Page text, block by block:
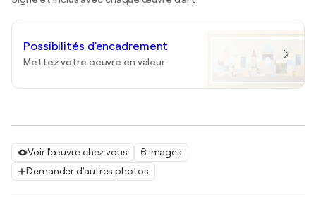
Voir l'œuvre chez vous
6 images
Demander d'autres photos
Possibilités d'encadrement
Mettez votre oeuvre en valeur